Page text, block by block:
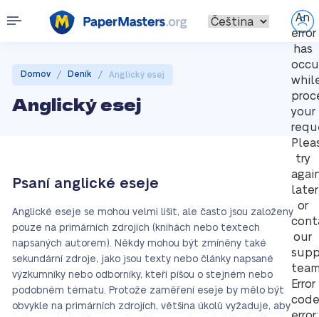
An
error
has
your
try
later
or
our
Error
code
Domov / Deník / Anglický esej
Anglický esej
Psaní anglické eseje
Anglické eseje se mohou velmi lišit, ale často jsou založeny
pouze na primárních zdrojích (knihách nebo textech
napsaných autorem). Někdy mohou být zmíněny také
sekundární zdroje, jako jsou texty nebo články napsané
výzkumníky nebo odborníky, kteří píšou o stejném nebo
podobném tématu. Protože zaměření eseje by mělo být
obvykle na primárních zdrojích, většina úkolů vyžaduje, aby